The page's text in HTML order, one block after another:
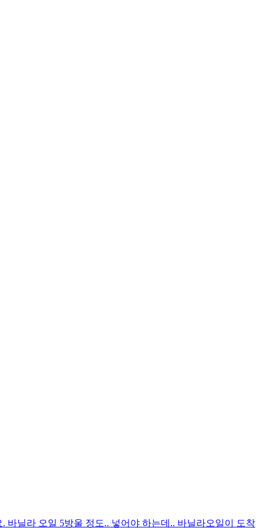
바닐라 오일 5방울 정도.. 넣어야 하는데.. 바닐라오일이 도착